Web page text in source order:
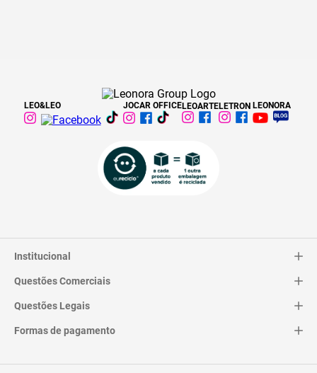
LEO&LEO JOCAR OFFICELEOARTELETRON LEONORA
Institucional
Catálogo
Quem Somos
Questões Comerciais
Trocas e Devoluções
Entrega
Questões Legais
Termos de Uso
Formas de pagamento